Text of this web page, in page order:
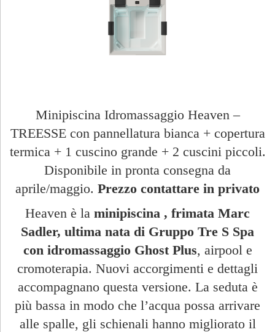
Minipiscina Idromassaggio Heaven –
TREESSE con pannellatura bianca + copertura
termica + 1 cuscino grande + 2 cuscini piccoli.
Disponibile in pronta consegna da
aprile/maggio. Prezzo contattare in privato
Heaven è la minipiscina , frimata Marc
Sadler, ultima nata di Gruppo Tre S Spa
con idromassaggio Ghost Plus, airpool e
cromoterapia. Nuovi accorgimenti e dettagli
accompagnano questa versione. La seduta è
più bassa in modo che l’acqua possa arrivare
alle spalle, gli schienali hanno migliorato il